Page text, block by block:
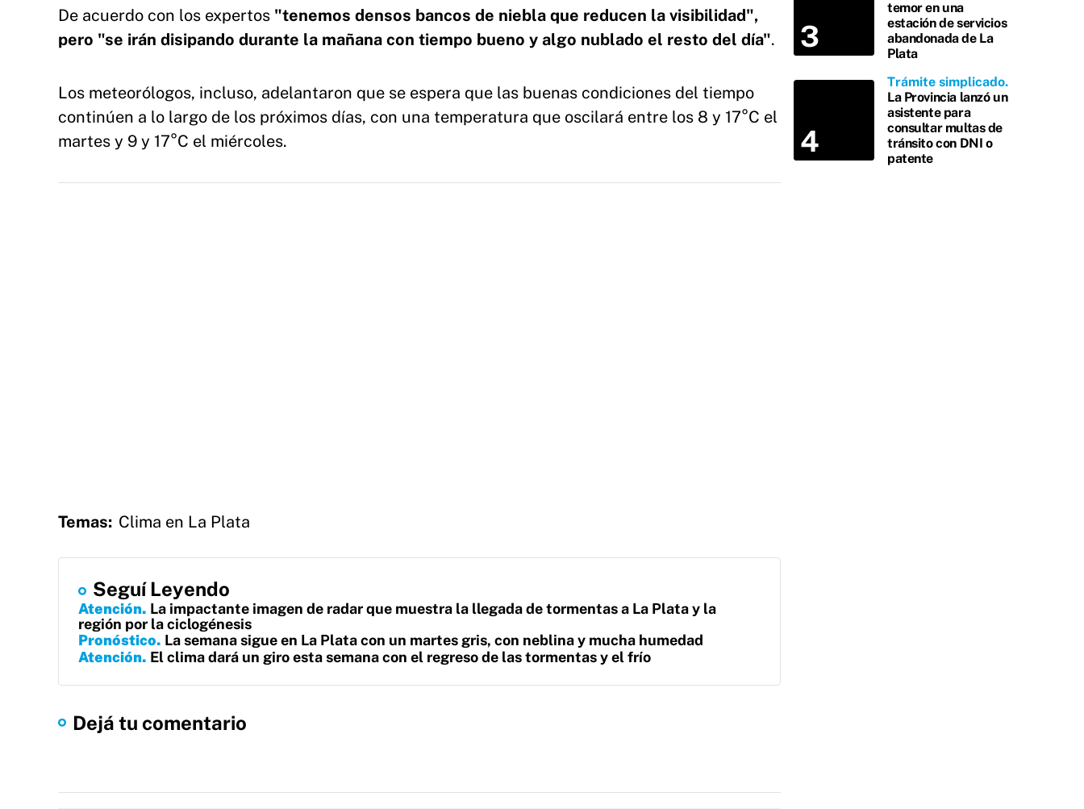
De acuerdo con los expertos "tenemos densos bancos de niebla que reducen la visibilidad",
pero "se irán disipando durante la mañana con tiempo bueno y algo nublado el resto del día".
Los meteorólogos, incluso, adelantaron que se espera que las buenas condiciones del tiempo
continúen a lo largo de los próximos días, con una temperatura que oscilará entre los 8 y 17°C el
martes y 9 y 17°C el miércoles.
Temas: Clima en La Plata
Seguí Leyendo
Atención La impactante imagen de radar que muestra la llegada de tormentas a La Plata y la
región por la ciclogénesis
Pronóstico La semana sigue en La Plata con un martes gris, con neblina y mucha humedad
Atención El clima dará un giro esta semana con el regreso de las tormentas y el frío
Dejá tu comentario
temor en una
estación de servicios
abandonada de La
Plata
Trámite simplicado
La Provincia lanzó un
asistente para
consultar multas de
tránsito con DNI o
patente